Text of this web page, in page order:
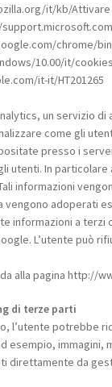
it/kb/
chrome/
10.00/it/
it-it/HT201265
un servizio
come gli
presso i
utenti. In
informazioni
adoperati
informazioni a terzi
L’utente può
alla pagina http://
di terze parti
l’utente potrebbe
immagini,
direttamente da